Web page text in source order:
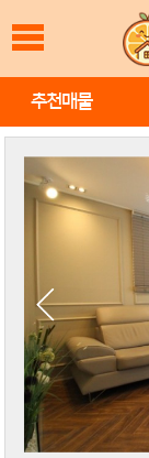
추천매물